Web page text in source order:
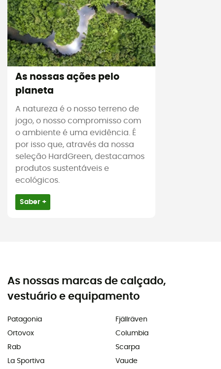
As nossas ações pelo
planeta
A natureza é o nosso terreno de
jogo, o nosso compromisso com
o ambiente é uma evidência. É
por isso que, através da nossa
seleção HardGreen, destacamos
produtos sustentáveis e
ecológicos.
Saber +
As nossas marcas de calçado,
vestuário e equipamento
Patagonia
Ortovox
Rab
La Sportiva
Fjällräven
Columbia
Scarpa
Vaude